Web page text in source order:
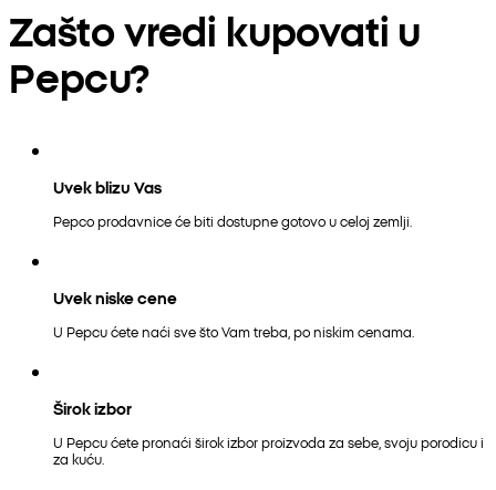
Zašto vredi kupovati u
Pepcu?
Uvek blizu Vas
Pepco prodavnice će biti dostupne gotovo u celoj zemlji.
Uvek niske cene
U Pepcu ćete naći sve što Vam treba, po niskim cenama.
Širok izbor
U Pepcu ćete pronaći širok izbor proizvoda za sebe, svoju porodicu i
za kuću.